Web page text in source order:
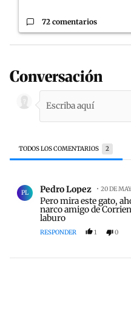
72 comentarios
Conversación
TODOS LOS COMENTARIOS 2
Todos los
PL Pedro Lopez 20 DE
Pero mira este gato,
narco amigo de
laburo
RESPONDER 1 0